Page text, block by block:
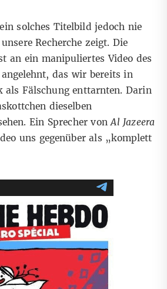
solches Titelbild jedoch nie
Recherche zeigt. Die
an ein manipuliertes Video des
angelehnt, das wirbereits in
als Fälschung enttarnten. Darin
dieselben
Ein Sprecher vonAl Jazeera
uns gegenüber als „komplett